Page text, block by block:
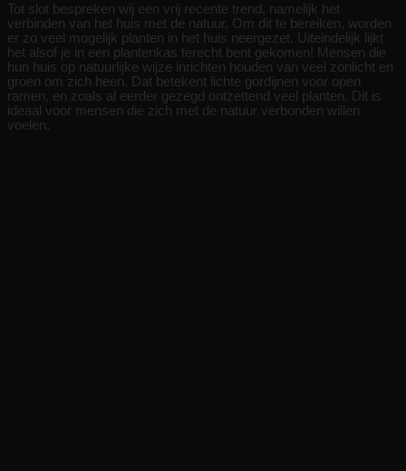
Tot slot bespreken wij een vrij recente trend, namelijk het
verbinden van het huis met de natuur. Om dit te bereiken, worden
er zo veel mogelijk planten in het huis neergezet. Uiteindelijk lijkt
het alsof je in een plantenkas terecht bent gekomen! Mensen die
hun huis op natuurlijke wijze inrichten houden van veel zonlicht en
groen om zich heen. Dat betekent lichte gordijnen voor open
ramen, en zoals al eerder gezegd ontzettend veel planten. Dit is
ideaal voor mensen die zich met de natuur verbonden willen
voelen.